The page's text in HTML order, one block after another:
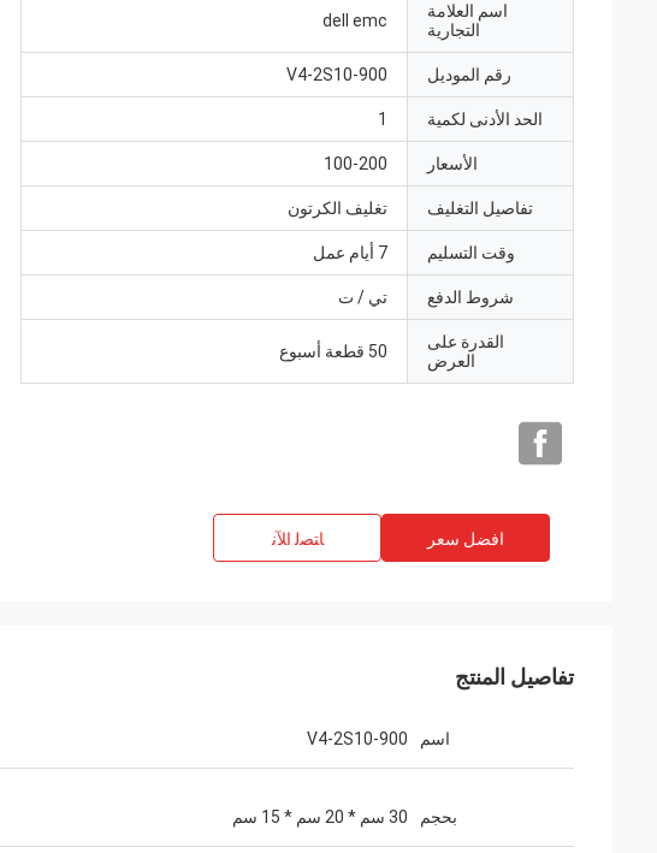
اسم العلامة
التجارية
dell emc
رقم الموديل V4-2S10-900
الحد الأدنى لكمية 1
الأسعار 100-200
تفاصيل التغليف تغليف الكرتون
وقت التسليم 7 أيام عمل
شروط الدفع تي / ت
القدرة على
العرض
50 قطعة أسبوع
افضل سعر ﺎﺘﺼﻟ ﺍﻶﻧ
تفاصيل المنتج
اسم V4-2S10-900
بحجم 30 سم * 20 سم * 15 سم